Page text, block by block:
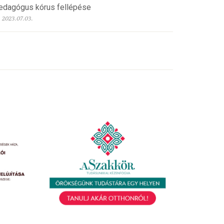
kórus fellépése
2023.07.03.